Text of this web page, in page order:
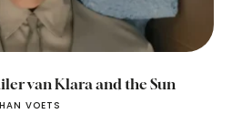
van Klara and the Sun
VOETS